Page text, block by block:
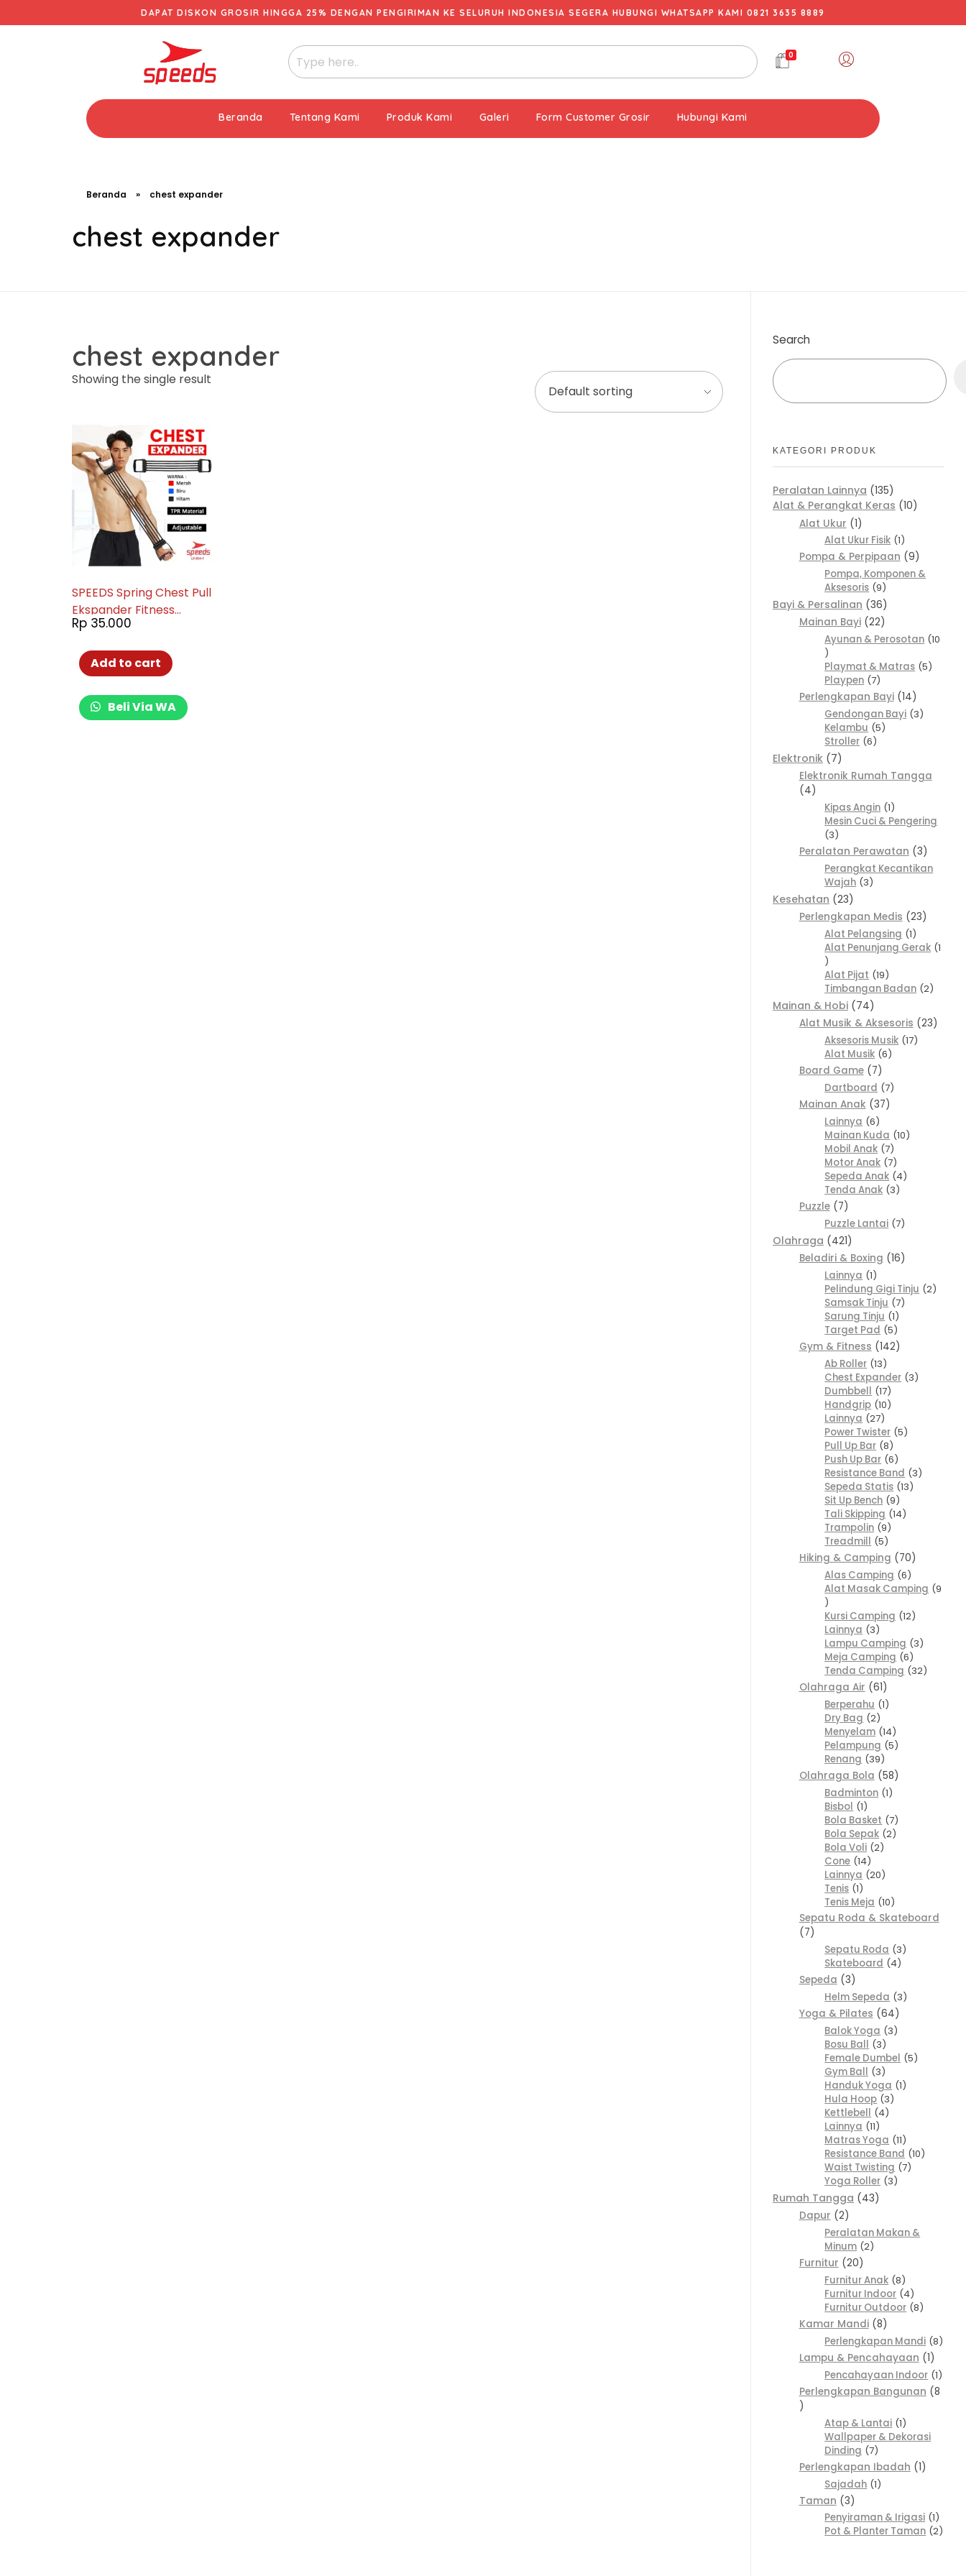
DAPAT DISKON GROSIR HINGGA 25% DENGAN PENGIRIMAN KE SELURUH INDONESIA SEGERA HUBUNGI WHATSAPP KAMI 0821 3635 8889
0
Beranda Tentang Kami Produk Kami Galeri Form Customer Grosir Hubungi Kami
Beranda » chest expander
chest expander
chest expander
Showing the single result
SPEEDS Spring Chest Pull
Ekspander Fitness
Training Home 024-1
Rp 35.000
Add to cart
Beli Via WA
Search
KATEGORI PRODUK
Peralatan Lainnya 135
Alat & Perangkat Keras 10
Alat Ukur
1
Alat Ukur Fisik 1
Pompa & Perpipaan
9
Pompa, Komponen &
Aksesoris 9
Bayi & Persalinan 36
Mainan Bayi 22
Ayunan & Perosotan 10
Playmat & Matras 5
Playpen 7
Perlengkapan Bayi 14
Gendongan Bayi 3
Kelambu 5
Stroller 6
Elektronik 7
Elektronik Rumah Tangga
4
Kipas Angin 1
Mesin Cuci & Pengering
3
Peralatan Perawatan
3
Perangkat Kecantikan
Wajah 3
Kesehatan 23
Perlengkapan Medis
23
Alat Pelangsing 1
Alat Penunjang Gerak 1
Alat Pijat 19
Timbangan Badan 2
Mainan & Hobi 74
Alat Musik & Aksesoris
23
Aksesoris Musik 17
Alat Musik 6
Board Game
7
Dartboard 7
Mainan Anak
37
Lainnya 6
Mainan Kuda 10
Mobil Anak 7
Motor Anak 7
Sepeda Anak 4
Tenda Anak 3
Puzzle
7
Puzzle Lantai 7
Olahraga 421
Beladiri & Boxing
16
Lainnya 1
Pelindung Gigi Tinju 2
Samsak Tinju 7
Sarung Tinju 1
Target Pad 5
Gym & Fitness
142
Ab Roller 13
Chest Expander 3
Dumbbell 17
Handgrip 10
Lainnya 27
Power Twister 5
Pull Up Bar 8
Push Up Bar 6
Resistance Band 3
Sepeda Statis 13
Sit Up Bench 9
Tali Skipping 14
Trampolin 9
Treadmill 5
Hiking & Camping
70
Alas Camping 6
Alat Masak Camping 9
Kursi Camping 12
Lainnya 3
Lampu Camping 3
Meja Camping 6
Tenda Camping 32
Olahraga Air
61
Berperahu 1
Dry Bag 2
Menyelam 14
Pelampung 5
Renang 39
Olahraga Bola
58
Badminton 1
Bisbol 1
Bola Basket 7
Bola Sepak 2
Bola Voli 2
Cone 14
Lainnya 20
Tenis 1
Tenis Meja 10
Sepatu Roda & Skateboard
7
Sepatu Roda 3
Skateboard 4
Sepeda
3
Helm Sepeda 3
Yoga & Pilates
64
Balok Yoga 3
Bosu Ball 3
Female Dumbel 5
Gym Ball 3
Handuk Yoga 1
Hula Hoop 3
Kettlebell 4
Lainnya 11
Matras Yoga 11
Resistance Band 10
Waist Twisting 7
Yoga Roller 3
Rumah Tangga 43
Dapur
2
Peralatan Makan &
Minum 2
Furnitur
20
Furnitur Anak 8
Furnitur Indoor 4
Furnitur Outdoor 8
Kamar Mandi 8
Perlengkapan Mandi 8
Lampu & Pencahayaan
1
Pencahayaan Indoor 1
Perlengkapan Bangunan
8
Atap & Lantai 1
Wallpaper & Dekorasi
Dinding 7
Perlengkapan Ibadah
1
Sajadah 1
Taman
3
Penyiraman & Irigasi 1
Pot & Planter Taman 2